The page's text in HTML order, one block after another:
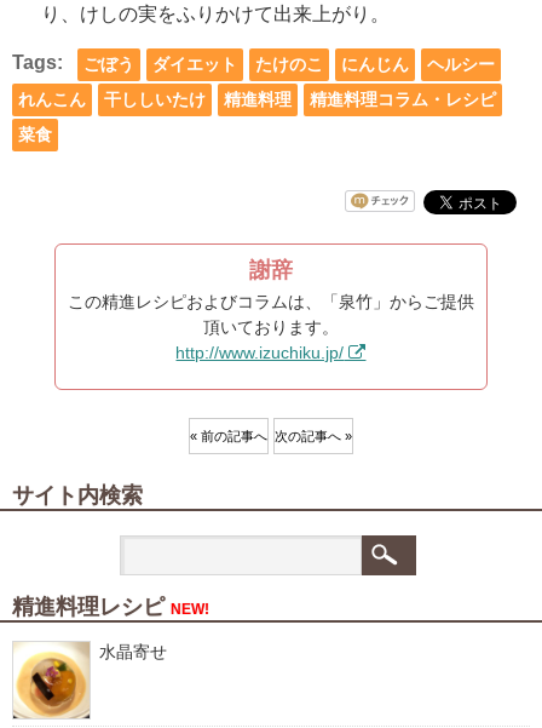
り、けしの実をふりかけて出来上がり。
Tags: ごぼう ダイエット たけのこ にんじん
ヘルシー
れんこん
干ししいたけ 精進料理
精進料理コラム・レシピ
菜食
謝辞
この精進レシピおよびコラムは、「泉竹」からご提供
頂いております。
http://www.izuchiku.jp/
« 前の記事へ 次の記事へ »
サイト内検索
精進料理レシピ NEW!
水晶寄せ